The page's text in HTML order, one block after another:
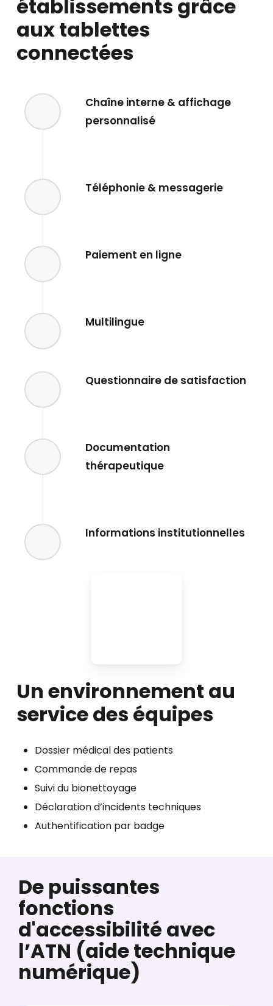
établissements grâce
aux tablettes
connectées
Chaîne interne & affichage
personnalisé
Téléphonie & messagerie
Paiement en ligne
Multilingue
Questionnaire de satisfaction
Documentation
thérapeutique
Informations institutionnelles
Un environnement au
service des équipes
Dossier médical des patients​
Commande de repas​
Suivi du bionettoyage​
Déclaration d’incidents techniques​
Authentification par badge
De puissantes
fonctions
d'accessibilité avec
l’ATN (aide technique
numérique)